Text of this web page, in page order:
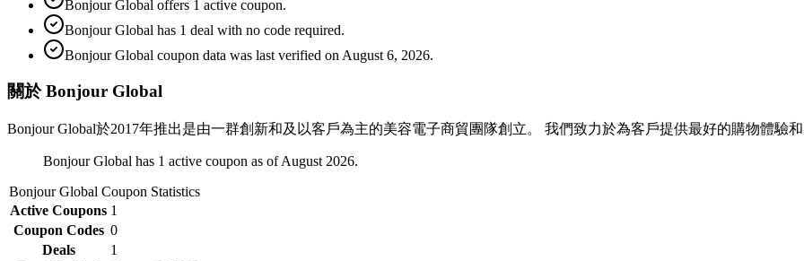
Bonjour Global offers 1 active coupon.
Bonjour Global has 1 deal with no code required.
Bonjour Global coupon data was last verified on August 6, 2026.
關於 Bonjour Global
Bonjour Global於2017年推出是由一群創新和及以客戶為主的美容電子商貿團隊創立。 我們致力於為客戶提供最好的購物體驗
Bonjour Global has 1 active coupon as of August 2026.
Bonjour Global Coupon Statistics
Active Coupons 1
Coupon Codes 0
Deals
1